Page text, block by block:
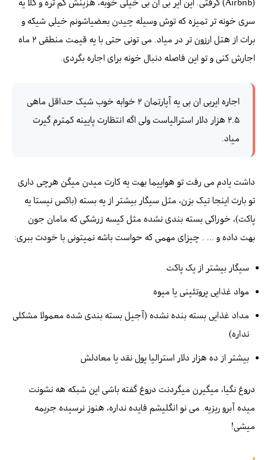
(Airbnb) گرفتی. این ایر بی ان بی خیلی خوبه، هزینش کم تره و کلا یه
سری خونه تر تمیزه که توش وسیله چیدن بعضیاشونم خیلی شیکه و
برات از هتل ارزون تر در میاد. می تونی حتی با یه قیمت منطقی ۲ ماه
اجارش کنی و تو این فاصله دنبال خونه برای اجاره بگردی.
اجاره ایربی ان بی یه آپارتمان ۲ خوابه خوب شیک حداقل ماهی
۲.۵ هزار دلار استرالیاست ولی اگه انتظارت پایینه کمترم گیرت
میاد.
داشت یادم می رفت تو هواپیما بهت یه کارت میدن میگن هرچی داری
تو بارت اینجا تیک بزن، مثل سیگار بیشتر از یه بسته (باکس نیستا یه
پاکت)، خوراکی بسته بندی نشده مثل کیسه زرشکی که مامان جون
بهت داده و … . چیزای مهمی که حواست باشه نمیتونی با خودت ببری:
سیگار بیشتر از یک پاکت
مواد غذایی پروتئینی یا میوه
مداد غذایی بسته بنده نشده (آجیل بسته بندی شده معمولا مشکلی
نداره)
بیشتر از ده هزار دلار استرالیا پول نقد یا معادلش
دروغ نگیا، میگیرن میگردنت دروغ گفته باشی این شبکه هه نشونت
میده آبرو ریزیه. می نو انگلیشم فایده نداره، هنوز نرسیده جریمه
میشی!